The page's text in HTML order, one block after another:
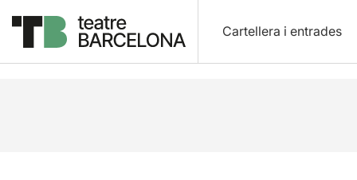
Cartellera i entrades